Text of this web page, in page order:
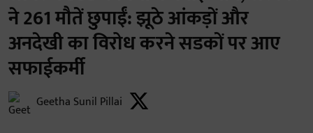
ने 261 मौतें छुपाईं: झूठे आंकड़ों और
अनदेखी का विरोध करने सडकों पर आए
सफाईकर्मी
Geetha Sunil Pillai